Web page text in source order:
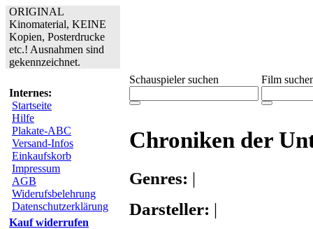
ORIGINAL
Kinomaterial, KEINE
Kopien, Posterdrucke
etc.! Ausnahmen sind
gekennzeichnet.
Internes:
Startseite
Hilfe
Plakate-ABC
Versand-Infos
Einkaufskorb
Impressum
AGB
Widerufsbelehrung
Datenschutzerklärung
Kauf widerrufen
Schauspieler suchen Film
Chroniken der
Genres: |
Darsteller: |